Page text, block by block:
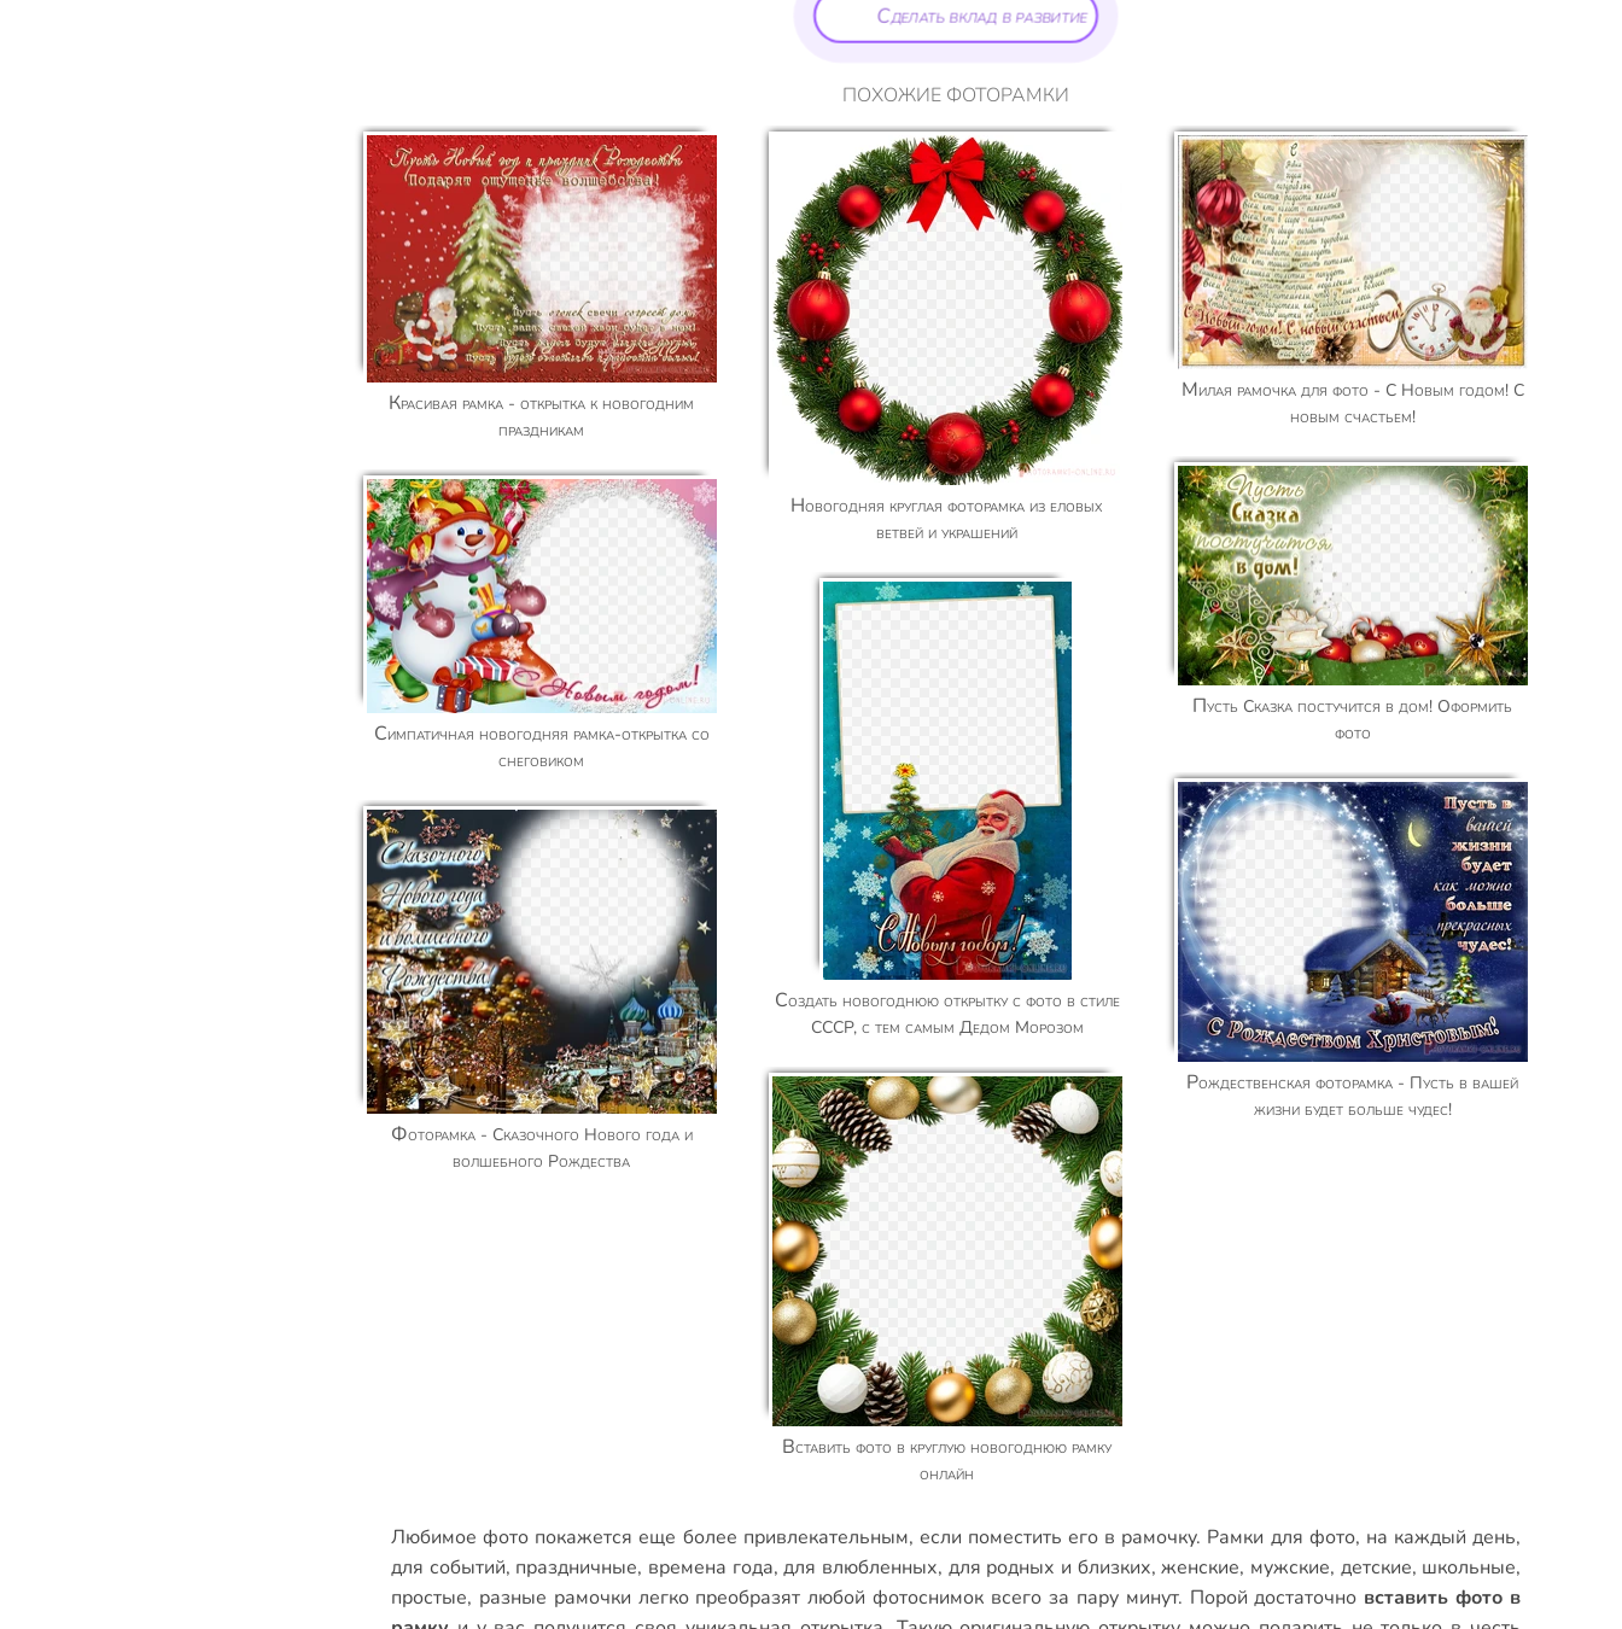
Сделать вклад в развитие
ПОХОЖИЕ ФОТОРАМКИ
Красивая рамка - открытка к новогодним
праздникам
Новогодняя круглая фоторамка из еловых
ветвей и украшений
Милая рамочка для фото - С Новым годом! С
новым счастьем!
Пусть Сказка постучится в дом! Оформить
фото
Симпатичная новогодняя рамка-открытка со
снеговиком
Создать новогоднюю открытку с фото в стиле
СССР, с тем самым Дедом Морозом
Рождественская фоторамка - Пусть в вашей
жизни будет больше чудес!
Фоторамка - Сказочного Нового года и
волшебного Рождества
Вставить фото в круглую новогоднюю рамку
онлайн
Любимое фото покажется еще более привлекательным, если поместить его в рамочку. Рамки для фото, на каждый день,
для событий, праздничные, времена года,для влюбленных, для родных и близких,женские, мужские, детские, школьные,
простые, разные рамочки легко преобразят любой фотоснимок всего за пару минут. Порой достаточно вставить фото в